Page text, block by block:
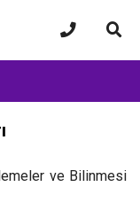
ve Bilinmesi